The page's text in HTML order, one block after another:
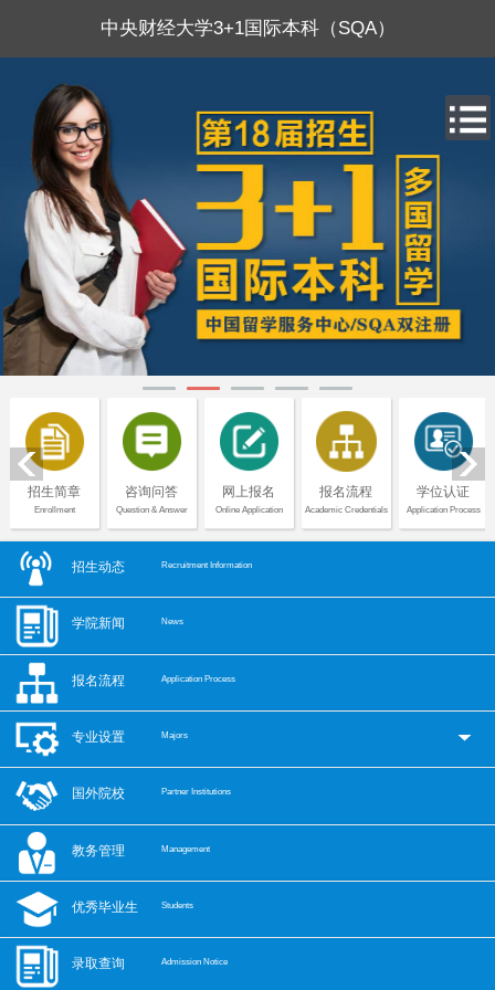
中央财经大学3+1国际本科（SQA）
招生简章
Enrollment
咨询问答
Question & Answer
网上报名
Online Application
报名流程
Academic Credentials
学位认证
Application Process
招生动态 Recruitment Information
学院新闻 News
报名流程 Application Process
专业设置 Majors
国外院校 Partner Institutions
教务管理 Management
优秀毕业生 Students
录取查询 Admission Notice